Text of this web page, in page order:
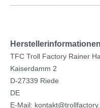
TFC Troll Factory Rainer
Kaiserdamm 2
D-27339 Riede
DE
E-Mail: